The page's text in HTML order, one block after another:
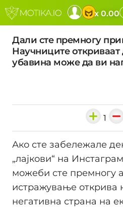
x 0.00
Дали сте премногу
Научниците откриваат
убавина може да ви
1
Ако сте забележале
„лајкови“ на
можеби сте премногу
истражување открива
негативна страна на